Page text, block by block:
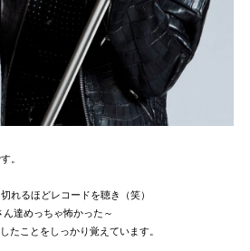
。
れるほどレコードを聴き（笑）
達めっちゃ怖かった～
たことをしっかり覚えています。